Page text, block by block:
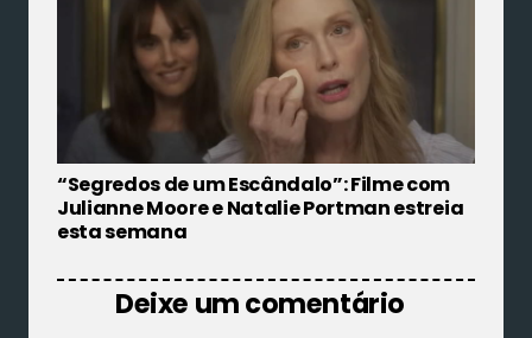
“Segredos de um Escândalo”: Filme com
Julianne Moore e Natalie Portman estreia
esta semana
Deixe um comentário